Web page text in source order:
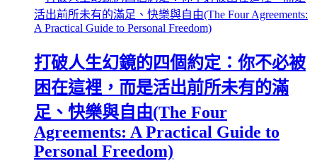
打破人生幻鏡的四個約定：你不必被
困在這裡，而是活出前所未有的滿
足、快樂與自由(The Four
Agreements: A Practical Guide to
Personal Freedom)